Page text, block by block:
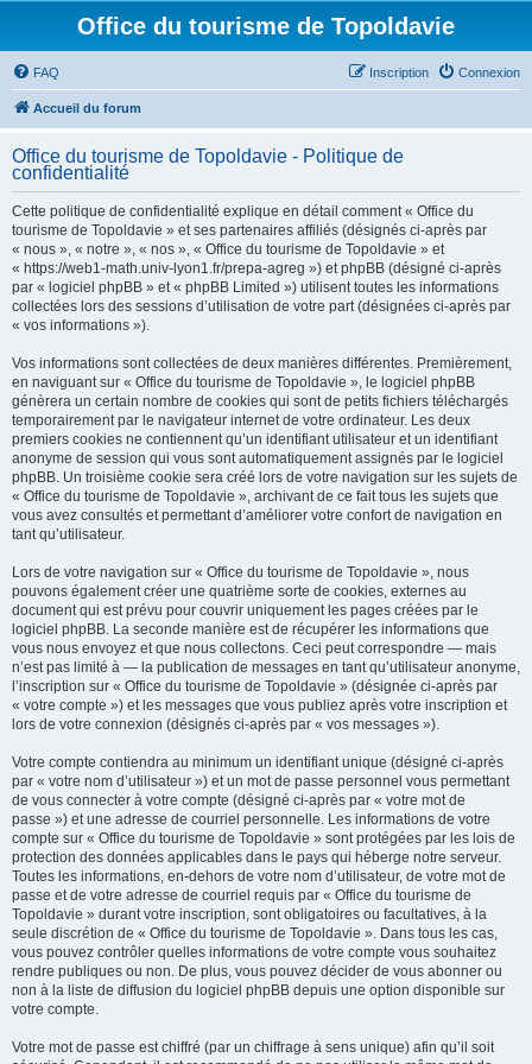
Office du tourisme de Topoldavie
FAQ Connexion
Inscription
Accueil du forum
Office du tourisme de Topoldavie - Politique de
confidentialité
Cette politique de confidentialité explique en détail comment « Office du
tourisme de Topoldavie » et ses partenaires affiliés (désignés ci-après par
« nous », « notre », « nos », « Office du tourisme de Topoldavie » et
« https://web1-math.univ-lyon1.fr/prepa-agreg ») et phpBB (désigné ci-après
par « logiciel phpBB » et « phpBB Limited ») utilisent toutes les informations
collectées lors des sessions d’utilisation de votre part (désignées ci-après par
« vos informations »).
Vos informations sont collectées de deux manières différentes. Premièrement,
en naviguant sur « Office du tourisme de Topoldavie », le logiciel phpBB
génèrera un certain nombre de cookies qui sont de petits fichiers téléchargés
temporairement par le navigateur internet de votre ordinateur. Les deux
premiers cookies ne contiennent qu’un identifiant utilisateur et un identifiant
anonyme de session qui vous sont automatiquement assignés par le logiciel
phpBB. Un troisième cookie sera créé lors de votre navigation sur les sujets de
« Office du tourisme de Topoldavie », archivant de ce fait tous les sujets que
vous avez consultés et permettant d’améliorer votre confort de navigation en
tant qu’utilisateur.
Lors de votre navigation sur « Office du tourisme de Topoldavie », nous
pouvons également créer une quatrième sorte de cookies, externes au
document qui est prévu pour couvrir uniquement les pages créées par le
logiciel phpBB. La seconde manière est de récupérer les informations que
vous nous envoyez et que nous collectons. Ceci peut correspondre — mais
n’est pas limité à — la publication de messages en tant qu’utilisateur anonyme,
l’inscription sur « Office du tourisme de Topoldavie » (désignée ci-après par
« votre compte ») et les messages que vous publiez après votre inscription et
lors de votre connexion (désignés ci-après par « vos messages »).
Votre compte contiendra au minimum un identifiant unique (désigné ci-après
par « votre nom d’utilisateur ») et un mot de passe personnel vous permettant
de vous connecter à votre compte (désigné ci-après par « votre mot de
passe ») et une adresse de courriel personnelle. Les informations de votre
compte sur « Office du tourisme de Topoldavie » sont protégées par les lois de
protection des données applicables dans le pays qui héberge notre serveur.
Toutes les informations, en-dehors de votre nom d’utilisateur, de votre mot de
passe et de votre adresse de courriel requis par « Office du tourisme de
Topoldavie » durant votre inscription, sont obligatoires ou facultatives, à la
seule discrétion de « Office du tourisme de Topoldavie ». Dans tous les cas,
vous pouvez contrôler quelles informations de votre compte vous souhaitez
rendre publiques ou non. De plus, vous pouvez décider de vous abonner ou
non à la liste de diffusion du logiciel phpBB depuis une option disponible sur
votre compte.
Votre mot de passe est chiffré (par un chiffrage à sens unique) afin qu’il soit